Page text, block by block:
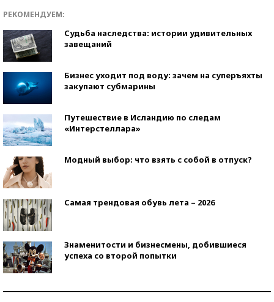
РЕКОМЕНДУЕМ:
Судьба наследства: истории удивительных
завещаний
Бизнес уходит под воду: зачем на суперъяхты
закупают субмарины
Путешествие в Исландию по следам
«Интерстеллара»
Модный выбор: что взять с собой в отпуск?
Самая трендовая обувь лета – 2026
Знаменитости и бизнесмены, добившиеся
успеха со второй попытки